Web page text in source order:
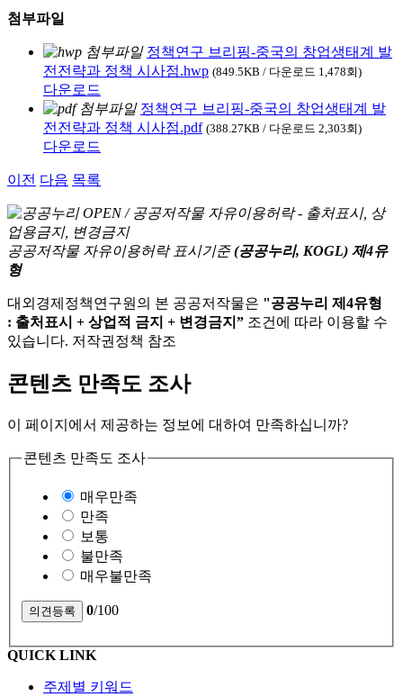
첨부파일
정책연구 브리핑-중국의 창업생태계 발
전전략과 정책 시사점.hwp (849.5KB / 다운로드 1,478회)
다운로드
정책연구 브리핑-중국의 창업생태계 발
전전략과 정책 시사점.pdf (388.27KB / 다운로드 2,303회)
다운로드
이전 다음 목록
공공저작물 자유이용허락 표시기준 (공공누리, KOGL) 제4유
형
대외경제정책연구원의 본 공공저작물은 "공공누리 제4유형
: 출처표시 + 상업적 금지 + 변경금지” 조건에 따라 이용할 수
있습니다. 저작권정책 참조
콘텐츠 만족도 조사
이 페이지에서 제공하는 정보에 대하여 만족하십니까?
콘텐츠 만족도 조사
매우만족
만족
보통
불만족
매우불만족
0/100
QUICK LINK
주제별 키워드